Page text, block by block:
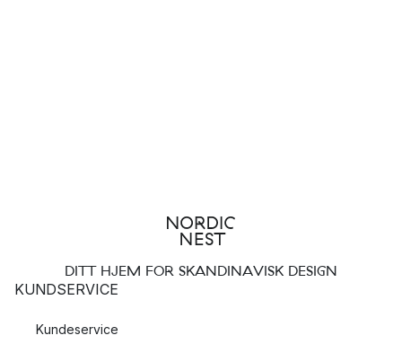
DITT HJEM FOR SKANDINAVISK DESIGN
KUNDSERVICE
Kundeservice